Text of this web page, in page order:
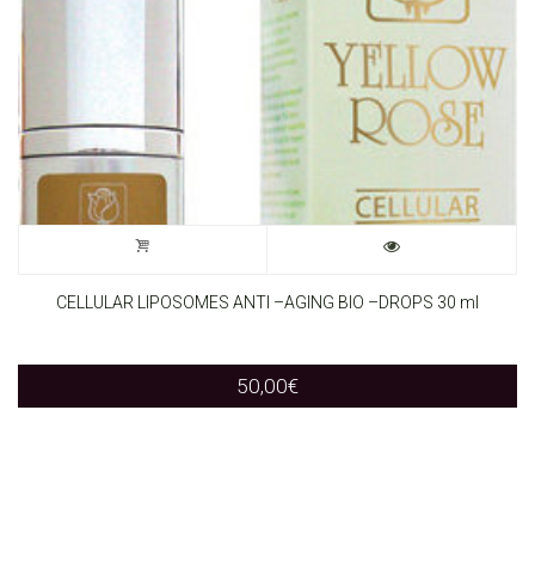
CELLULAR LIPOSOMES ANTI –AGING BIO –DROPS 30 ml
50,00€